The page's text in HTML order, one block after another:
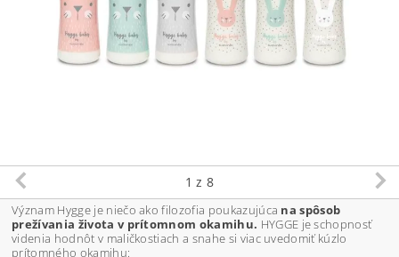
1 z 8
Význam Hygge je niečo ako filozofia poukazujúca na spôsob
prežívania života v prítomnom okamihu. HYGGE je schopnosť
videnia hodnôt v maličkostiach a snahe si viac uvedomiť kúzlo
prítomného okamihu: